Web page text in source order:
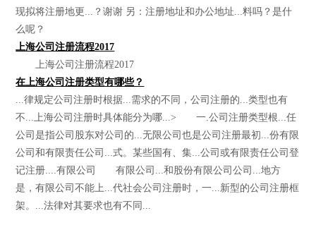
现拟将注册地更...？谢谢 另：注册地址和办公地址...料吗？是什
么呢？
上海公司注册流程2017
上海公司注册流程2017
在上海公司注册类型有哪些？
...律规定公司注册时根据...需求的不同，公司注册的...类型也有
不...上海公司注册时具体能分为哪...> 一.公司注册类型根...任
公司是指公司股东对公司的...无限公司也是公司注册最初...份有限
公司和有限责任公司...式。某些国有、集...公司或有限责任公司登
记注册....有限公司 有限公司...和股份有限公司公司...地方
是，有限公司不能上...代社会公司注册时，一...新型的公司注册框
架。...法律对其要求也有不同...